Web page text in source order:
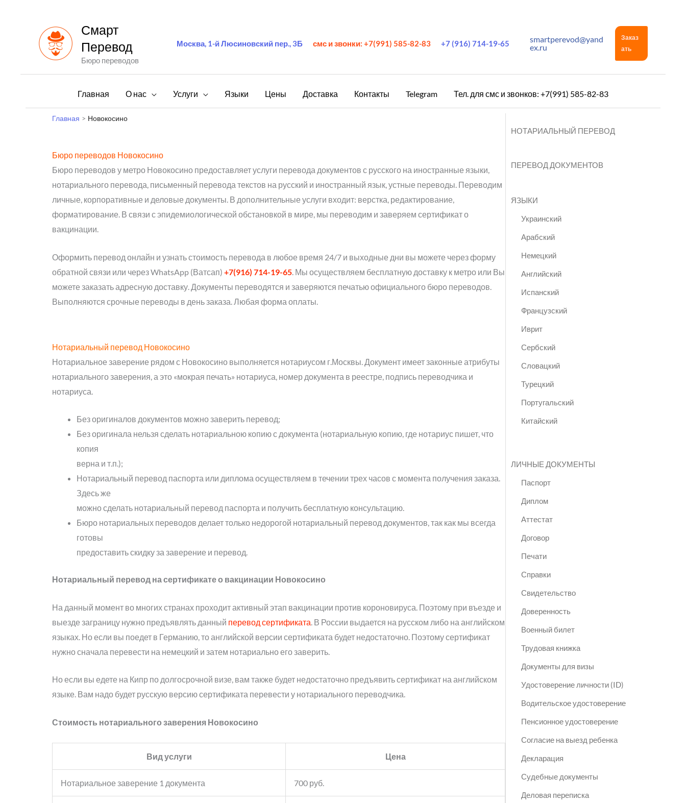
содержимому
Смарт
Перевод
Бюро переводов
Москва, 1-й Люсиновский пер., 3Б смс и звонки: +7(991) 585-82-83 +7 (916) 714-19-65
smartperevod@yand
ex.ru
Заказ
ать
Главная О нас Услуги Языки Цены Доставка Контакты Telegram Тел. для смс и звонков: +7(991) 585-82-83
Главная Новокосино
Бюро переводов Новокосино
Бюро переводов у метро Новокосино предоставляет услуги перевода документов с русского на иностранные языки,
нотариального перевода, письменный перевода текстов на русский и иностранный язык, устные переводы. Переводим
личные, корпоративные и деловые документы. В дополнительные услуги входит: верстка, редактирование,
форматирование. В связи с эпидемиологической обстановкой в мире, мы переводим и заверяем сертификат о
вакцинации.
Оформить перевод онлайн и узнать стоимость перевода в любое время 24/7 и выходные дни вы можете через форму
обратной связи или через WhatsApp (Ватсап) +7(916) 714-19-65 . Мы осуществляем бесплатную доставку к метро или Вы
можете заказать адресную доставку. Документы переводятся и заверяются печатью официального бюро переводов.
Выполняются срочные переводы в день заказа. Любая форма оплаты.
Нотариальный перевод Новокосино
Нотариальное заверение рядом с Новокосино выполняется нотариусом г.Москвы. Документ имеет законные атрибуты
нотариального заверения, а это «мокрая печать» нотариуса, номер документа в реестре, подпись переводчика и
нотариуса.
Без оригиналов документов можно заверить перевод;
Без оригинала нельзя сделать нотариальною копию с документа (нотариальную копию, где нотариус пишет, что
копия
верна и т.п.);
Нотариальный перевод паспорта или диплома осуществляем в течении трех часов с момента получения заказа.
Здесь же
можно сделать нотариальный перевод паспорта и получить бесплатную консультацию.
Бюро нотариальных переводов делает только недорогой нотариальный перевод документов, так как мы всегда
готовы
предоставить скидку за заверение и перевод.
Нотариальный перевод на сертификате о вакцинации Новокосино
На данный момент во многих странах проходит активный этап вакцинации против короновируса. Поэтому при въезде и
выезде заграницу нужно предъявлять данный перевод сертификата . В России выдается на русском либо на английском
языках. Но если вы поедет в Германию, то английской версии сертификата будет недостаточно. Поэтому сертификат
нужно сначала перевести на немецкий и затем нотариально его заверить.
Но если вы едете на Кипр по долгосрочной визе, вам также будет недостаточно предъявить сертификат на английском
языке. Вам надо будет русскую версию сертификата перевести у нотариального переводчика.
Стоимость нотариального заверения Новокосино
Вид услуги Цена
Нотариальное заверение 1 документа 700 руб.
НОТАРИАЛЬНЫЙ ПЕРЕВОД
ПЕРЕВОД ДОКУМЕНТОВ
ЯЗЫКИ
Украинский
Арабский
Немецкий
Английский
Испанский
Французский
Иврит
Сербский
Словацкий
Турецкий
Португальский
Китайский
ЛИЧНЫЕ ДОКУМЕНТЫ
Паспорт
Диплом
Аттестат
Договор
Печати
Справки
Свидетельство
Доверенность
Военный билет
Трудовая книжка
Документы для визы
Удостоверение личности (ID)
Водительское удостоверение
Пенсионное удостоверение
Согласие на выезд ребенка
Декларация
Судебные документы
Деловая переписка